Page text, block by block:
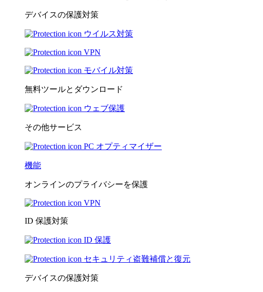
デバイスの保護対策
ウイルス対策
VPN
モバイル対策
無料ツールとダウンロード
ウェブ保護
その他サービス
PC オプティマイザー
機能
オンラインのプライバシーを保護
VPN
ID 保護対策
ID 保護
セキュリティ盗難補償と復元
デバイスの保護対策